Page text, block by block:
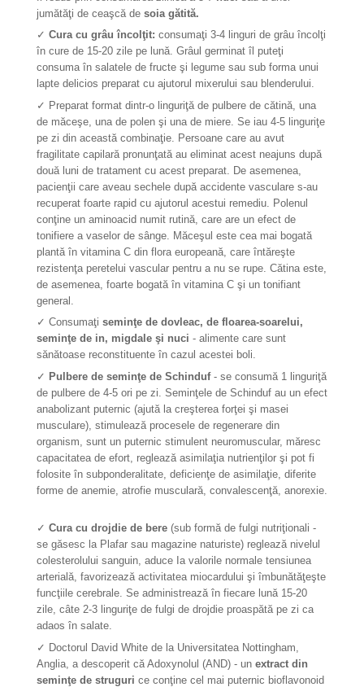
jumătăţi de ceaşcă de soia gătită.
✓ Cura cu grâu încolţit: consumaţi 3-4 linguri de grâu încolţi
în cure de 15-20 zile pe lună. Grâul germinat îl puteţi
consuma în salatele de fructe şi legume sau sub forma unui
lapte delicios preparat cu ajutorul mixerului sau blenderului.
✓ Preparat format dintr-o linguriţă de pulbere de cătină, una
de măceşe, una de polen şi una de miere. Se iau 4-5 linguriţe
pe zi din această combinaţie. Persoane care au avut
fragilitate capilară pronunţată au eliminat acest neajuns după
două luni de tratament cu acest preparat. De asemenea,
pacienţii care aveau sechele după accidente vasculare s-au
recuperat foarte rapid cu ajutorul acestui remediu. Polenul
conţine un aminoacid numit rutină, care are un efect de
tonifiere a vaselor de sânge. Măceşul este cea mai bogată
plantă în vitamina C din flora europeană, care întăreşte
rezistenţa peretelui vascular pentru a nu se rupe. Cătina este,
de asemenea, foarte bogată în vitamina C şi un tonifiant
general.
✓ Consumaţi seminţe de dovleac, de floarea-soarelui,
seminţe de in, migdale şi nuci - alimente care sunt
sănătoase reconstituente în cazul acestei boli.
✓ Pulbere de seminţe de Schinduf - se consumă 1 linguriţă
de pulbere de 4-5 ori pe zi. Seminţele de Schinduf au un efect
anabolizant puternic (ajută la creşterea forţei şi masei
musculare), stimulează procesele de regenerare din
organism, sunt un puternic stimulent neuromuscular, măresc
capacitatea de efort, reglează asimilaţia nutrienţilor şi pot fi
folosite în subponderalitate, deficienţe de asimilaţie, diferite
forme de anemie, atrofie musculară, convalescenţă, anorexie.
✓ Cura cu drojdie de bere (sub formă de fulgi nutriţionali -
se găsesc la Plafar sau magazine naturiste) reglează nivelul
colesterolului sanguin, aduce Ia valorile normale tensiunea
arterială, favorizează activitatea miocardului şi îmbunătăţeşte
funcţiile cerebrale. Se administrează în fiecare lună 15-20
zile, câte 2-3 linguriţe de fulgi de drojdie proaspătă pe zi ca
adaos în salate.
✓ Doctorul David White de la Universitatea Nottingham,
Anglia, a descoperit că Adoxynolul (AND) - un extract din
seminţe de struguri ce conţine cel mai puternic bioflavonoid